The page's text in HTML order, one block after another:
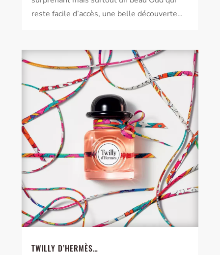
reste facile d’accès, une belle découverte…
TWILLY D’HERMÈS…